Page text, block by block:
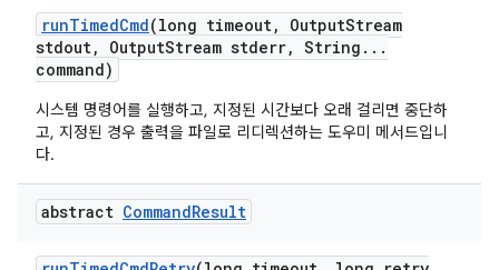
runTimedCmd(long timeout, OutputStream
stdout, OutputStream stderr, String . . .
command)
시스템 명령어를 실행하고, 지정된 시간보다 오래 걸리면 중단하
고, 지정된 경우 출력을 파일로 리디렉션하는 도우미 메서드입니
다.
abstract CommandResult